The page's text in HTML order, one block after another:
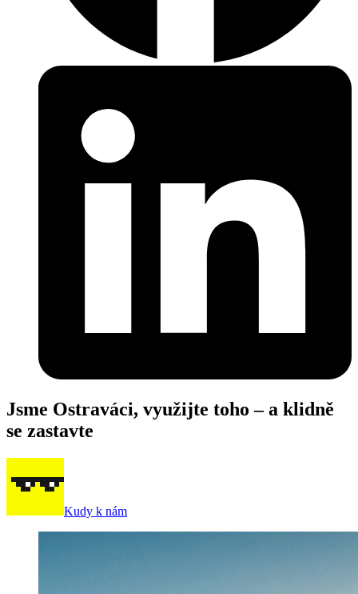
Jsme Ostraváci, využijte toho –a klidně
se zastavte
Kudy k nám